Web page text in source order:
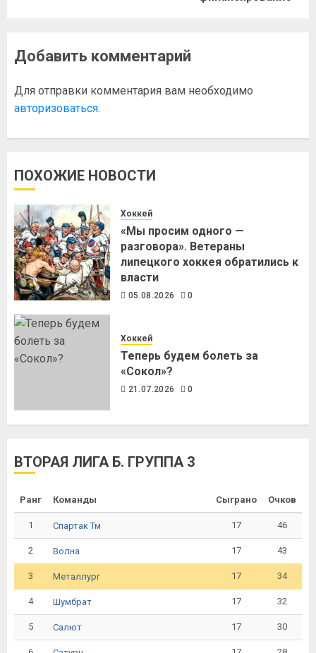
Добавить комментарий
Для отправки комментария вам необходимо
авторизоваться.
ПОХОЖИЕ НОВОСТИ
Хоккей
«Мы просим одного —
разговора». Ветераны
липецкого хоккея обратились к
власти
05.08.2026 0
Хоккей
Теперь будем болеть за
«Сокол»?
21.07.2026 0
ВТОРАЯ ЛИГА Б. ГРУППА 3
Ранг Команды Сыграно Очков
1 Спартак Тм 17 46
2 Волна 17 43
3 Металлург 17 34
4 Шумбрат 17 32
5 Салют 17 30